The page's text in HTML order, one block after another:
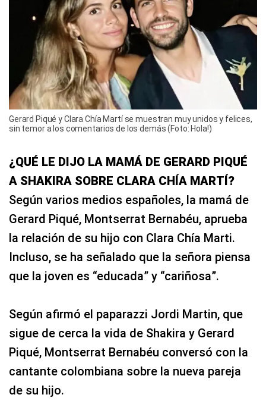
Gerard Piqué y Clara Chía Martí se muestran muy unidos y felices,
sin temor a los comentarios de los demás (Foto: Hola!)
¿QUÉ LE DIJO LA MAMÁ DE GERARD PIQUÉ
A SHAKIRA SOBRE CLARA CHÍA MARTÍ?
Según varios medios españoles, la mamá de
Gerard Piqué, Montserrat Bernabéu, aprueba
la relación de su hijo con Clara Chía Marti.
Incluso, se ha señalado que la señora piensa
que la joven es “educada” y “cariñosa”.
Según afirmó el paparazzi Jordi Martin, que
sigue de cerca la vida de Shakira y Gerard
Piqué, Montserrat Bernabéu conversó con la
cantante colombiana sobre la nueva pareja
de su hijo.